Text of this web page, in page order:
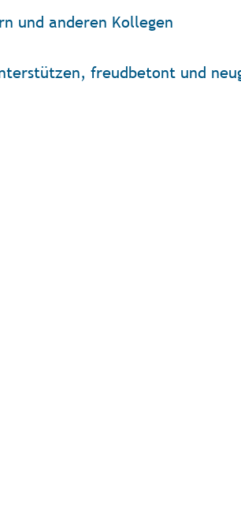
und anderen Kollegen
freudbetont und